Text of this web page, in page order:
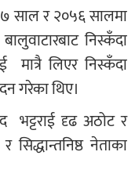
साल र २०५६ सालमा
निस्कँदा
मात्रै लिएर निस्कँदा
गरेका थिए।
भट्टराई दृढ अठोट र
नेताका